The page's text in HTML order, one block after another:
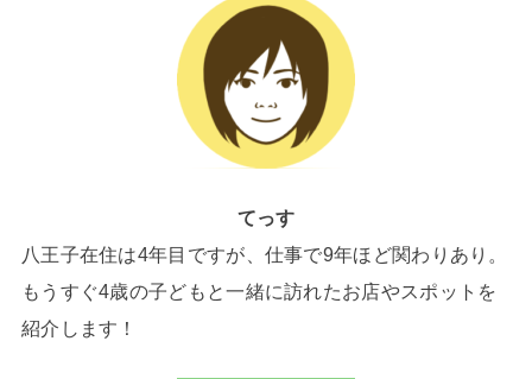
てっす
八王子在住は4年目ですが、仕事で9年ほど関わりあり。
もうすぐ4歳の子どもと一緒に訪れたお店やスポットを
紹介します！